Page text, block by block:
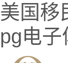
美国移
pg电子